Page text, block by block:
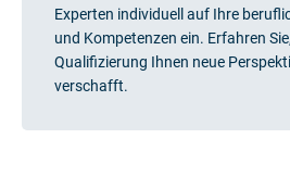
Experten individuell auf Ihre
und Kompetenzen ein. Erfahren
Qualifizierung Ihnen neue
verschafft.